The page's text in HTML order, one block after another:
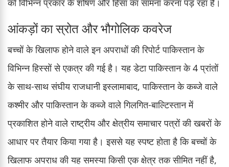
को विभिन्न प्रकार के शोषण और हिंसा का सामना करना पड़ रहा है।
आंकड़ों का स्रोत और भौगोलिक कवरेज
बच्चों के खिलाफ होने वाले इन अपराधों की रिपोर्ट पाकिस्तान के
विभिन्न हिस्सों से एकत्र की गई है। यह डेटा पाकिस्तान के 4 प्रांतों
के साथ-साथ संघीय राजधानी इस्लामाबाद, पाकिस्तान के कब्जे वाले
कश्मीर और पाकिस्तान के कब्जे वाले गिलगित-बाल्टिस्तान में
प्रकाशित होने वाले राष्ट्रीय और क्षेत्रीय समाचार पत्रों की खबरों के
आधार पर तैयार किया गया है। इससे यह स्पष्ट होता है कि बच्चों के
खिलाफ अपराध की यह समस्या किसी एक क्षेत्र तक सीमित नहीं है,